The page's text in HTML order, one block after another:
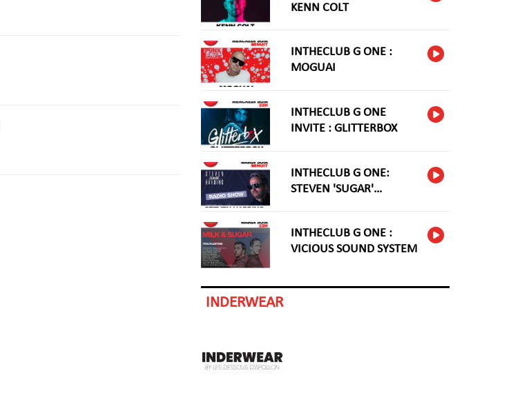
KENN COLT
INTHECLUB G ONE :
MOGUAI
INTHECLUB G ONE
INVITE : GLITTERBOX
INTHECLUB G ONE:
STEVEN 'SUGAR'
INTHECLUB G ONE :
VICIOUS SOUND SYSTEM
INDERWEAR